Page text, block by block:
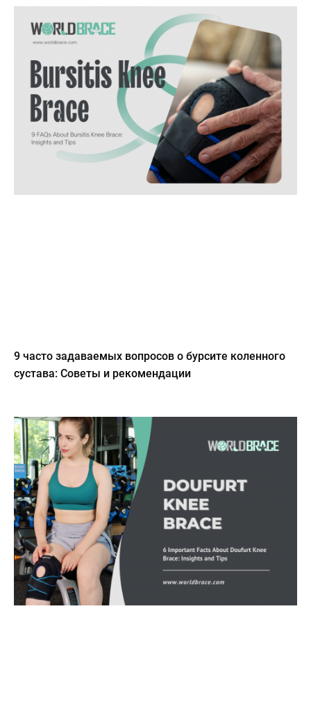
9 часто задаваемых вопросов о бурсите коленного
сустава: Советы и рекомендации